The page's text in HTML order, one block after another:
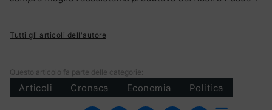
Tutti gli articoli dell'autore
Questo articolo fa parte delle categorie:
Articoli Cronaca Economia Politica